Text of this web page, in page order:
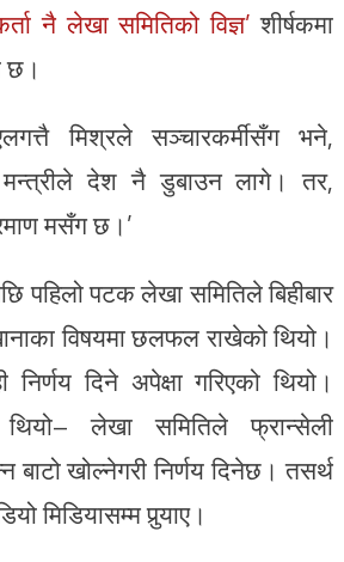
नै लेखा समितिको विज्ञ’शीर्षकमा
छ।
मिश्रले सञ्चारकर्मीसँग भने,
मन्त्रीले देश नै डुबाउन लागे। तर,
मसँग छ।’
पटक लेखा समितिले बिहीबार
विषयमा छलफल राखेको थियो।
दिने अपेक्षा गरिएको थियो।
लेखा समितिले फ्रान्सेली
बाटो खोल्नेगरी निर्णय दिनेछ। तसर्थ
मिडियासम्म पुर्‍याए।